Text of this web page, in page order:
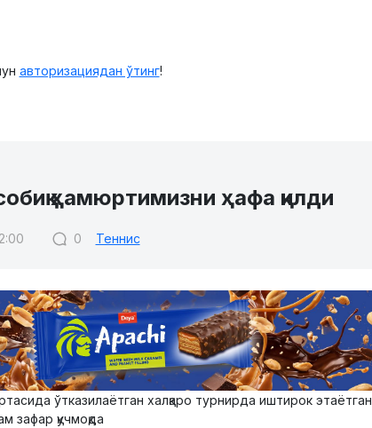
авторизациядан ўтинг!
ҳамюртимизни ҳафа қилди
0 Теннис
ўтказилаётган халқаро турнирда иштирок этаётган
зафар қучмоқда